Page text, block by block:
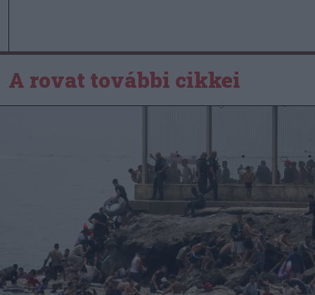
A rovat további cikkei